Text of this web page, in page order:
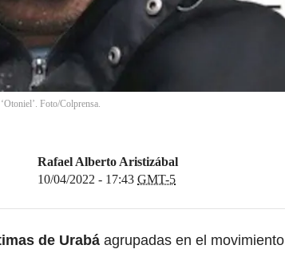
Foto/Colprensa.
Rafael Alberto Aristizábal
10/04/2022 - 17:43 GMT-5
de Urabá agrupadas en el movimiento